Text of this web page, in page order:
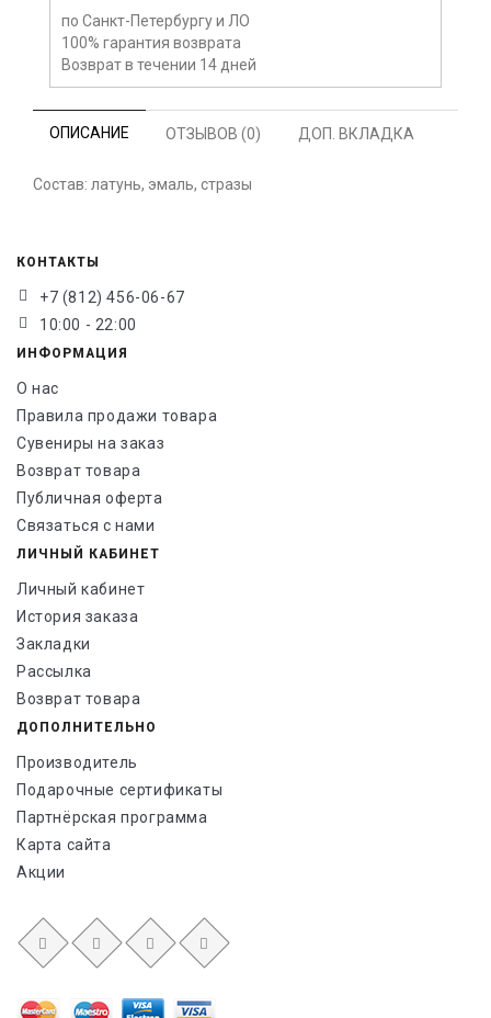
по Санкт-Петербургу и ЛО
100% гарантия возврата
Возврат в течении 14 дней
ОПИСАНИЕ ОТЗЫВОВ (0) ДОП. ВКЛАДКА
Состав: латунь, эмаль, стразы
КОНТАКТЫ
+7 (812) 456-06-67
10:00 - 22:00
ИНФОРМАЦИЯ
О нас
Правила продажи товара
Сувениры на заказ
Возврат товара
Публичная оферта
Связаться с нами
ЛИЧНЫЙ КАБИНЕТ
Личный кабинет
История заказа
Закладки
Рассылка
Возврат товара
ДОПОЛНИТЕЛЬНО
Производитель
Подарочные сертификаты
Партнёрская программа
Карта сайта
Акции